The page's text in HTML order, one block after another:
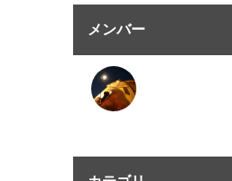
メンバー